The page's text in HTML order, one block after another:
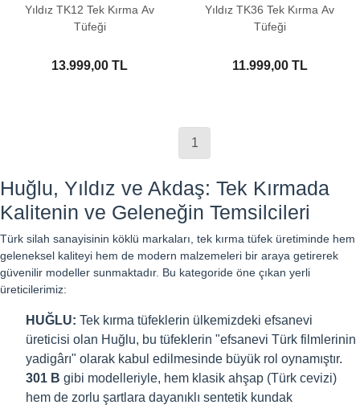
Yıldız TK12 Tek Kırma Av
Tüfeği
13.999,00 TL
Yıldız TK36 Tek Kırma Av
Tüfeği
11.999,00 TL
1
Huğlu, Yıldız ve Akdaş: Tek Kırmada
Kalitenin ve Geleneğin Temsilcileri
Türk silah sanayisinin köklü markaları, tek kırma tüfek üretiminde hem
geleneksel kaliteyi hem de modern malzemeleri bir araya getirerek
güvenilir modeller sunmaktadır. Bu kategoride öne çıkan yerli
üreticilerimiz:
HUĞLU: Tek kırma tüfeklerin ülkemizdeki efsanevi
üreticisi olan Huğlu, bu tüfeklerin "efsanevi Türk filmlerinin
yadigârı" olarak kabul edilmesinde büyük rol oynamıştır.
301 B gibi modelleriyle, hem klasik ahşap (Türk cevizi)
hem de zorlu şartlara dayanıklı sentetik kundak